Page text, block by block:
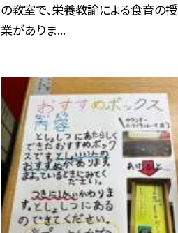
の教室で、栄養教諭による食育の授
業がありま...